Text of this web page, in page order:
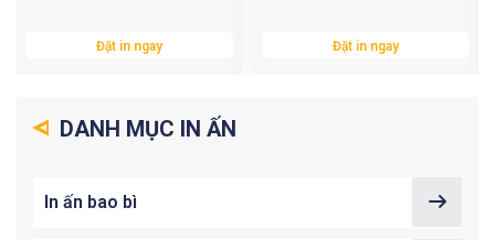
Đặt in ngay Đặt in ngay
DANH MỤC IN ẤN
In ấn bao bì